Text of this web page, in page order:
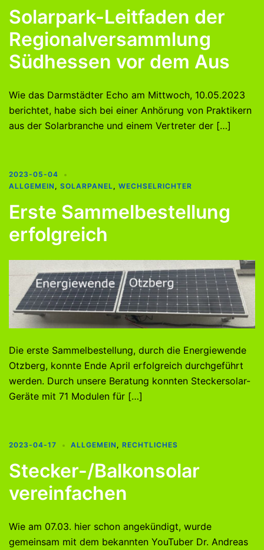
Solarpark-Leitfaden der
Regionalversammlung
Südhessen vor dem Aus
Wie das Darmstädter Echo am Mittwoch, 10.05.2023
berichtet, habe sich bei einer Anhörung von Praktikern
aus der Solarbranche und einem Vertreter der […]
2023-05-04
ALLGEMEIN , SOLARPANEL, WECHSELRICHTER
Erste Sammelbestellung
erfolgreich
Die erste Sammelbestellung, durch die Energiewende
Otzberg, konnte Ende April erfolgreich durchgeführt
werden. Durch unsere Beratung konnten Steckersolar-
Geräte mit 71 Modulen für […]
2023-04-17 ALLGEMEIN , RECHTLICHES
Stecker-/Balkonsolar
vereinfachen
Wie am 07.03. hier schon angekündigt, wurde
gemeinsam mit dem bekannten YouTuber Dr. Andreas